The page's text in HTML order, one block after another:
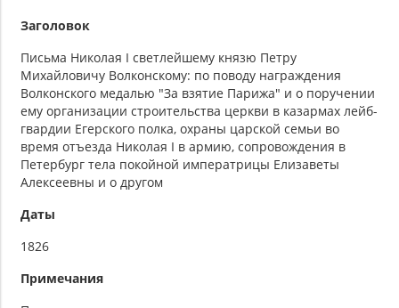
Заголовок
Письма Николая I светлейшему князю Петру
Михайловичу Волконскому: по поводу награждения
Волконского медалью "За взятие Парижа" и о поручении
ему организации строительства церкви в казармах лейб-
гвардии Егерского полка, охраны царской семьи во
время отъезда Николая I в армию, сопровождения в
Петербург тела покойной императрицы Елизаветы
Алексеевны и о другом
Даты
1826
Примечания